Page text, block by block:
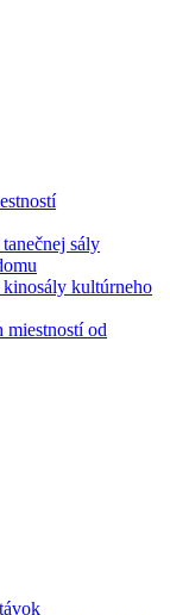
sály
kultúrneho
miestností od